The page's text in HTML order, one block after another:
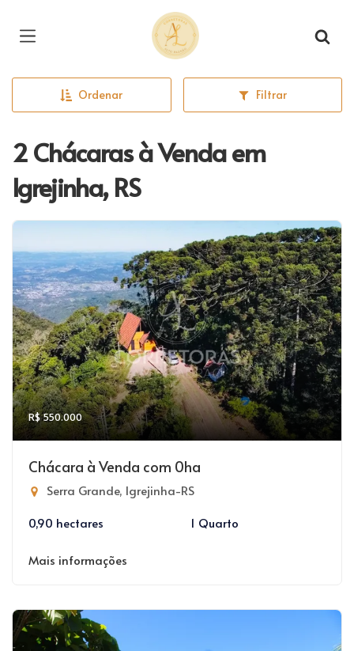
Página inicial
Ordenar Filtrar
2 Chácaras à Venda em
Igrejinha, RS
R$ 550.000
Chácara à Venda com 0ha
Serra Grande, Igrejinha-RS
0,90 hectares
1 Quarto
Mais informações